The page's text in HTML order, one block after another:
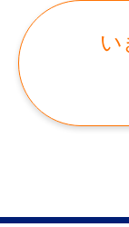
・受動
・試用
・試用期
※現場の
【月平
60分
会社カレ
105日
所在地